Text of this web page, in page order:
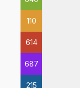
110
614
687
215